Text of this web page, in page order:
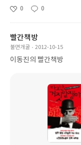
0 0
빨간책방
불면개굴 2012-10-15
이동진의 빨간책방